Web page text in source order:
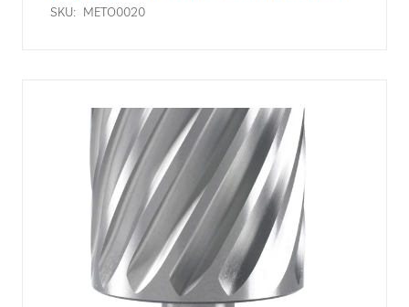
SKU: METO0020